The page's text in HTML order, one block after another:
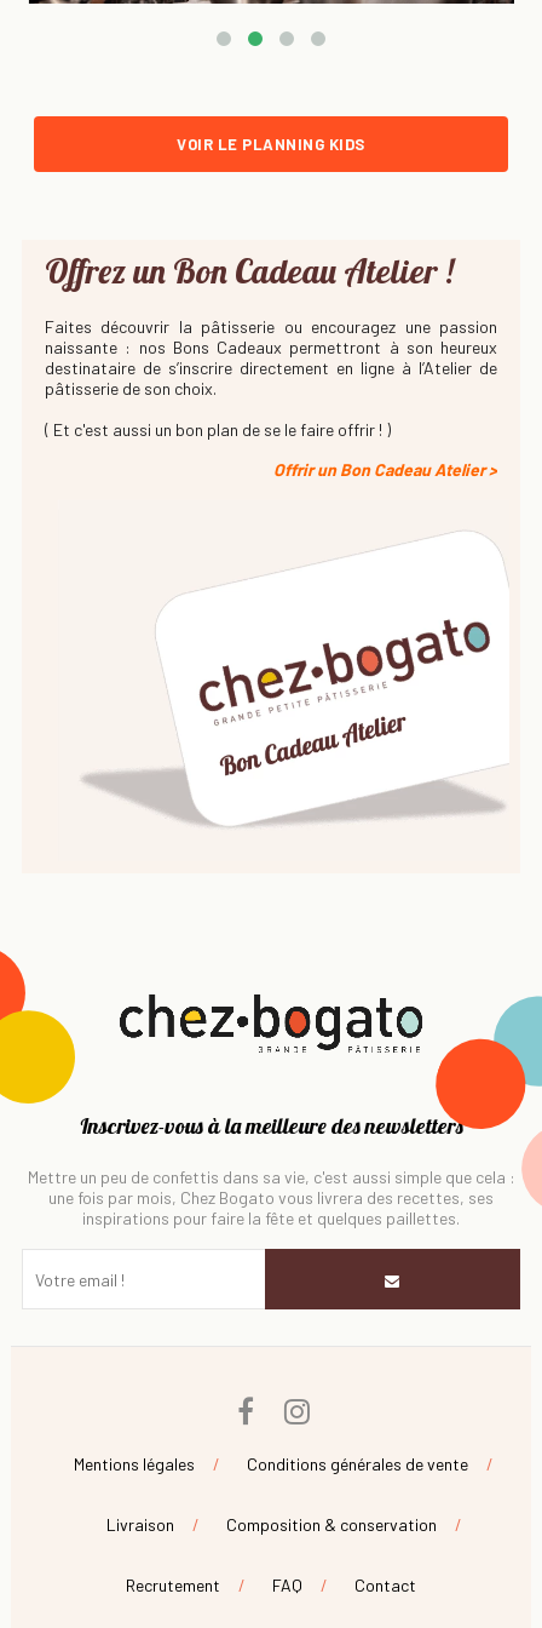
VOIR LE PLANNING KIDS
Offrez un Bon Cadeau Atelier !
Faites découvrir la pâtisserie ou encouragez une passion
naissante : nos Bons Cadeaux permettront à son heureux
destinataire de s’inscrire directement en ligne à l’Atelier de
pâtisserie de son choix.
( Et c'est aussi un bon plan de se le faire offrir ! )
Offrir un Bon Cadeau Atelier >
Inscrivez-vous à la meilleure des newsletters
Mettre un peu de confettis dans sa vie, c'est aussi simple que cela :
une fois par mois, Chez Bogato vous livrera des recettes, ses
inspirations pour faire la fête et quelques paillettes.
Facebook
Mentions légales Conditions générales de vente
Livraison Composition & conservation
Recrutement FAQ Contact